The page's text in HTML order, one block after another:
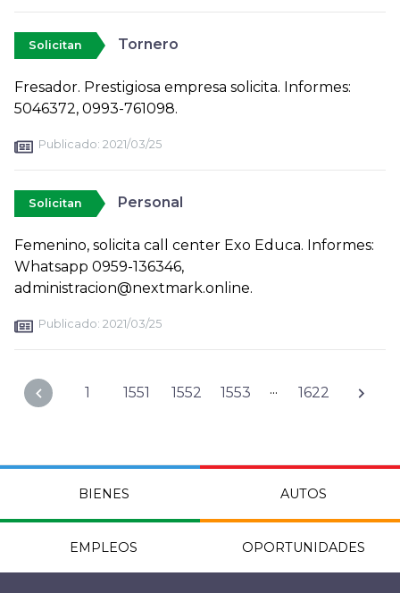
Solicitan Tornero
Fresador. Prestigiosa empresa solicita. Informes:
5046372, 0993-761098.
Publicado: 2021/03/25
Solicitan Personal
Femenino, solicita call center Exo Educa. Informes:
Whatsapp 0959-136346,
administracion@nextmark.online.
Publicado: 2021/03/25
1 1551 1552 1553 ... 1622
BIENES AUTOS
EMPLEOS OPORTUNIDADES